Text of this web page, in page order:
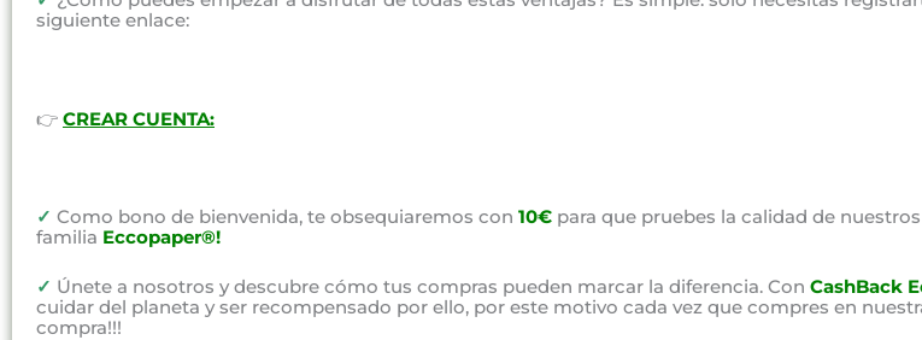
siguiente enlace:
👉 CREAR CUENTA:
✓ Como bono de bienvenida, te obsequiaremos con 10€ para que pruebes la calidad de
familia Eccopaper®!
✓ Únete a nosotros y descubre cómo tus compras pueden marcar la diferencia. Con CashBack
cuidar del planeta y ser recompensado por ello, por este motivo cada vez que compres en
compra!!!